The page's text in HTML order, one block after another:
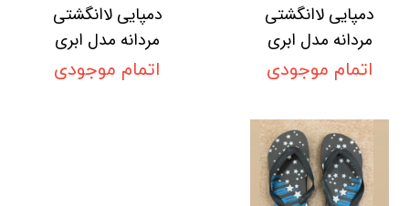
دمپایی لاانگشتی
مردانه مدل ابری
اتمام موجودی
دمپایی لاانگشتی
مردانه مدل ابری
اتمام موجودی